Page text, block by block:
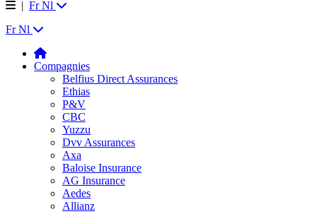
| Fr Nl
Fr Nl
Compagnies
Belfius Direct Assurances
Ethias
P&V
CBC
Yuzzu
Dvv Assurances
Axa
Baloise Insurance
AG Insurance
Aedes
Allianz